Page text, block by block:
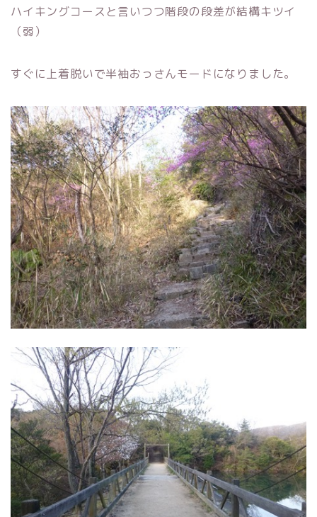
ハイキングコースと言いつつ階段の段差が結構キツイ
（弱）
すぐに上着脱いで半袖おっさんモードになりました。